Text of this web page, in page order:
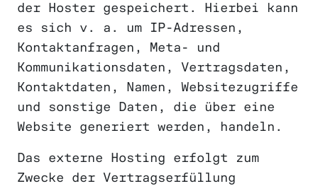
der Hoster gespeichert. Hierbei kann
es sich v. a. um IP-Adressen,
Kontaktanfragen, Meta- und
Kommunikationsdaten, Vertragsdaten,
Kontaktdaten, Namen, Websitezugriffe
und sonstige Daten, die über eine
Website generiert werden, handeln.
Das externe Hosting erfolgt zum
Zwecke der Vertragserfüllung